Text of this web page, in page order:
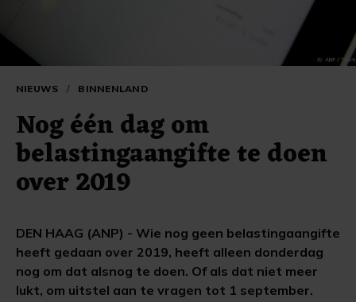
NIEUWS / BINNENLAND
Nog één dag om
belastingaangifte te doen
over 2019
DEN HAAG (ANP) - Wie nog geen belastingaangifte
heeft gedaan over 2019, heeft alleen donderdag
nog om dat alsnog te doen. Of als dat niet meer
lukt, om uitstel aan te vragen tot 1 september.